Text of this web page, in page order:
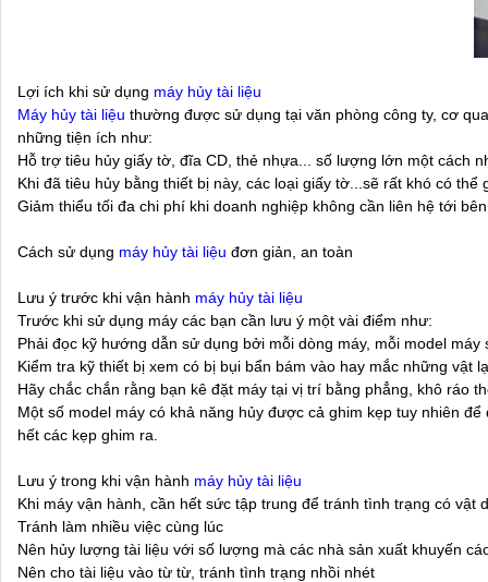
Lợi ích khi sử dụng máy hủy tài liệu
Máy hủy tài liệu thường được sử dụng tại văn phòng công ty, cơ
những tiện ích như:
Hỗ trợ tiêu hủy giấy tờ, đĩa CD, thẻ nhựa... số lượng lớn một cách
Khi đã tiêu hủy bằng thiết bị này, các loại giấy tờ...sẽ rất khó có
Giảm thiểu tối đa chi phí khi doanh nghiệp không cần liên hệ tới
Cách sử dụng máy hủy tài liệu đơn giản, an toàn
Lưu ý trước khi vận hành máy hủy tài liệu
Trước khi sử dụng máy các bạn cần lưu ý một vài điểm như:
Phải đọc kỹ hướng dẫn sử dụng bởi mỗi dòng máy, mỗi model
Kiểm tra kỹ thiết bị xem có bị bụi bẩn bám vào hay mắc những vật
Hãy chắc chắn rằng bạn kê đặt máy tại vị trí bằng phẳng, khô ráo
Một số model máy có khả năng hủy được cả ghim kẹp tuy nhiên
hết các kẹp ghim ra.
Lưu ý trong khi vận hành máy hủy tài liệu
Khi máy vận hành, cần hết sức tập trung để tránh tình trạng có
Tránh làm nhiều việc cùng lúc
Nên hủy lượng tài liệu với số lượng mà các nhà sản xuất khuyến
Nên cho tài liệu vào từ từ, tránh tình trạng nhồi nhét